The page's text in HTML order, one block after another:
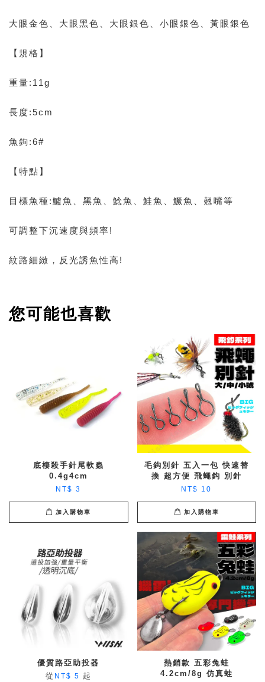
大眼金色、大眼黑色、大眼銀色、小眼銀色、黃眼銀色
【規格】
重量:11g
長度:5cm
魚鉤:6#
【特點】
目標魚種:鱸魚、黑魚、鯰魚、鮭魚、鱖魚、翹嘴等
可調整下沉速度與頻率!
紋路細緻，反光誘魚性高!
您可能也喜歡
底棲殺手針尾軟蟲
0.4g4cm
NT$ 3
加入購物車
毛鈎別針 五入一包 快速替
換 超方便 飛蠅鈎 別針
NT$ 10
加入購物車
優質路亞助投器
從 NT$ 5 起
熱銷款 五彩兔蛙
4.2cm/8g 仿真蛙